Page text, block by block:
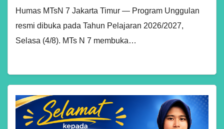
Humas MTsN 7 Jakarta Timur — Program Unggulan
resmi dibuka pada Tahun Pelajaran 2026/2027,
Selasa (4/8). MTs N 7 membuka…